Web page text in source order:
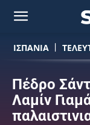
ΙΣΠΑΝΙΑ
Πέδρο
Λαμίν